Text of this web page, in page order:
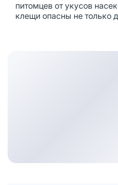
питомцев от укусов
клещи опасны не только